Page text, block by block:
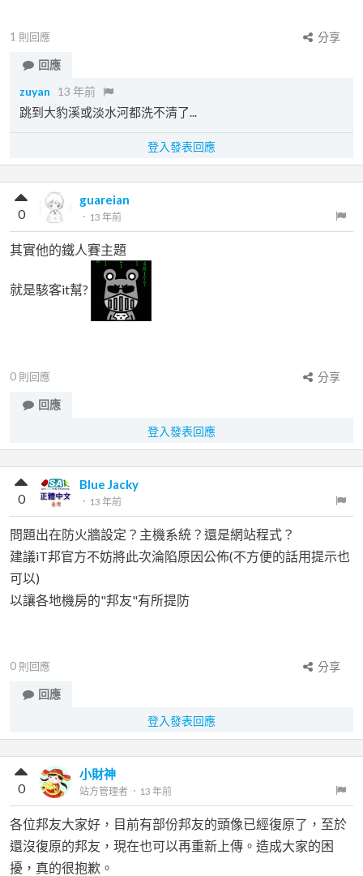
1 則回應
分享
回應
zuyan
13 年前
跳到大豹溪或淡水河都洗不清了...
登入發表回應
guareian
． 13 年前
0
其實他的鐵人賽主題
就是駭客it幫?
0 則回應
分享
回應
登入發表回應
Blue Jacky
． 13 年前
0
問題出在防火牆設定？主機系統？還是網站程式？
建議iT邦官方不妨將此次淪陷原因公佈(不方便的話用提示也
可以)
以讓各地機房的"邦友"有所提防
0 則回應
分享
回應
登入發表回應
小財神
站方管理者 ． 13 年前
0
各位邦友大家好，目前有部份邦友的頭像已經復原了，至於
還沒復原的邦友，現在也可以再重新上傳。造成大家的困
擾，真的很抱歉。